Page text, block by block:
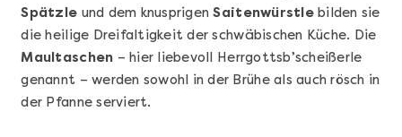
Mehr anzeigen
Grundkurs Sushi
Spätzle und dem knusprigenSaitenwürstlebilden sie
die heilige Dreifaltigkeit der schwäbischen Küche. Die
Maultaschen – hier liebevoll Herrgottsb’scheißerle
genannt – werden sowohl in der Brühe als auch rösch in
der Pfanne serviert.